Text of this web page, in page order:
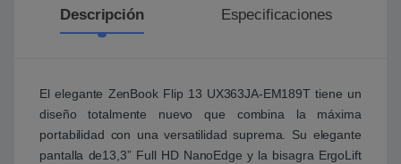
Descripción Especificaciones
El elegante ZenBook Flip 13 UX363JA-EM189T tiene un
diseño totalmente nuevo que combina la máxima
portabilidad con una versatilidad suprema. Su elegante
pantalla de13,3” Full HD NanoEdge y la bisagra ErgoLift